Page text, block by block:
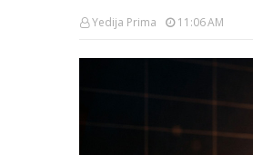
Yedija Prima 11:06 AM